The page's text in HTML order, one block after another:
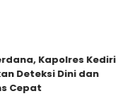
Kapolres Kediri
Deteksi Dini dan